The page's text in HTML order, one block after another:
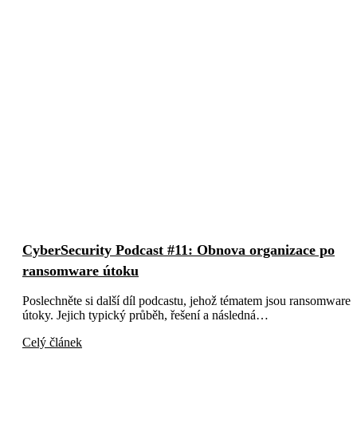
CyberSecurity Podcast #11: Obnova organizace po
ransomware útoku
Poslechněte si další díl podcastu, jehož tématem jsou ransomware
útoky. Jejich typický průběh, řešení a následná…
Celý článek